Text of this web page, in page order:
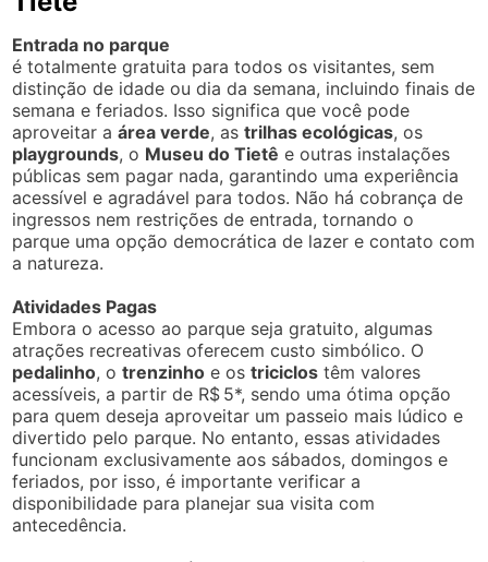
Cerca de 2,7 km de distância, nota ~8,2/10.
Conta com academia, sauna e Wi‑Fi gratuito.
→Summit Hotel Monaco Guarulhos.
Aproximadamente 2,9 km do parque, com nota ~8,1/10.
Ambiente moderno e bem localizado, costuma
trabalhar com tarifas competitivas.
→Hampton by Hilton Guarulhos Airport.
Um pouco mais distante (cerca de 3 km), nota ~8,4/10.
Excelente estrutura e avaliação entre viajantes, com
→Ibis Budget Guarulhos Aeroporto.
Ideal para estadias econômicas, nota ~8,8/10.
Localizado a cerca de 2,9 km, oferece café da manhã
básico e Wi‑Fi gratuito
Mapa Parque Ecológico do Tietê